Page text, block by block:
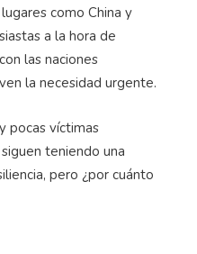
como China y
a la hora de
las naciones
la necesidad urgente.
pocas víctimas
teniendo una
pero ¿por cuánto